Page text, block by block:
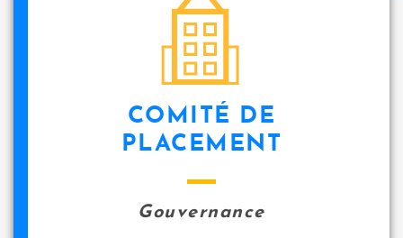
COMITÉ DE
PLACEMENT
Gouvernance